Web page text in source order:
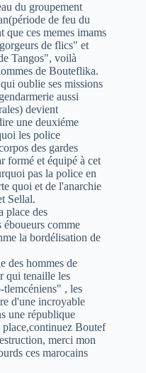
du groupement
de feu du
que ces memes imams
de flics" et
Tangos", voilà
de Bouteflika.
oublie ses missions
aussi
devient
une deuxiéme
les police
des gardes
formé et équipé à cet
pas la police en
quoi et de l'anarchie
Sellal.
place des
éboueurs comme
la bordélisation de
des hommes de
qui tenaille les
, les
d'une incroyable
une république
place,continuez Boutef
merci mon
ces marocains